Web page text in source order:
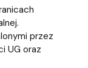
przez
UG oraz